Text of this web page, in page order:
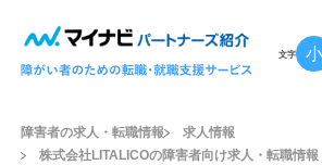
文字 小
障害者の求人・転職情報
求人情報
株式会社LITALICOの障害者向け求人・転職情報